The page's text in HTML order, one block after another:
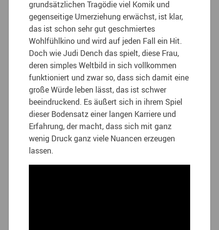
grundsätzlichen Tragödie viel Komik und
gegenseitige Umerziehung erwächst, ist klar,
das ist schon sehr gut geschmiertes
Wohlfühlkino und wird auf jeden Fall ein Hit.
Doch wie Judi Dench das spielt, diese Frau,
deren simples Weltbild in sich vollkommen
funktioniert und zwar so, dass sich damit eine
große Würde leben lässt, das ist schwer
beeindruckend. Es äußert sich in ihrem Spiel
dieser Bodensatz einer langen Karriere und
Erfahrung, der macht, dass sich mit ganz
wenig Druck ganz viele Nuancen erzeugen
lassen.